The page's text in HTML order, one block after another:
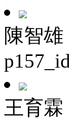
陳智雄
p157_id
王育霖